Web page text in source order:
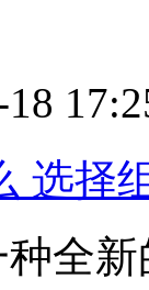
选择
全